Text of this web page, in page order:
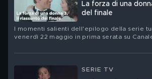
La forza di una
del finale
I momenti salienti dell'epilogo della serie
venerdì 22 maggio in prima serata su
SERIE TV